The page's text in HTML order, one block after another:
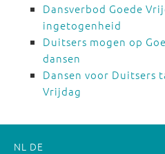
Dansverbod Goede
ingetogenheid
Duitsers mogen op
dansen
Dansen voor Duitsers
Vrijdag
NL DE